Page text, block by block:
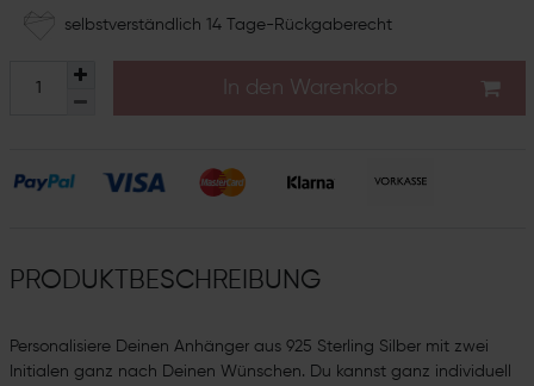
selbstverständlich 14 Tage-Rückgaberecht
In den Warenkorb
PRODUKTBESCHREIBUNG
Personalisiere Deinen Anhänger aus 925 Sterling Silber mit zwei
Initialen ganz nach Deinen Wünschen. Du kannst ganz individuell